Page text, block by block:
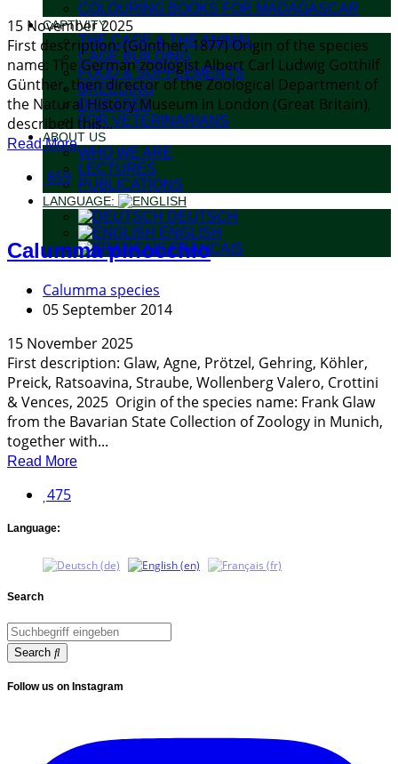
COLOURING BOOKS FOR MADAGASCAR
CAPTIVITY
THE CAGE & THE ANIMAL
CAGE BUILDING
FOOD & SUPPLEMENTS
BREEDING
DISEASES
FOR VETERINARIANS
ABOUT US
WHO WE ARE
LECTURES
PUBLICATIONS
LANGUAGE:
DEUTSCH
ENGLISH
FRANÇAIS
15 November 2025
First description: (Günther, 1877) Origin of the species
name: The German zoologist Albert Carl Ludwig Gotthilf
Günther, then director of the Zoological Department of
the Natural History Museum in London (Great Britain),
described this...
Read More
859
Calumma pinocchio
Calumma species
05 September 2014
15 November 2025
First description: Glaw, Agne, Prötzel, Gehring, Köhler,
Preick, Ratsoavina, Straube, Wollenberg Valero, Crottini
& Vences, 2025 Origin of the species name: Frank Glaw
from the Bavarian State Collection of Zoology in Munich,
together with...
Read More
475
Language:
Search
Search
Follow us on Instagram